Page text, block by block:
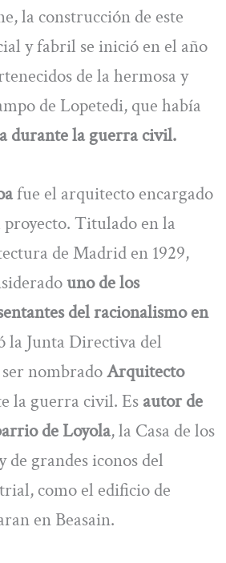
la construcción de este
y fabril se inició en el año
de la hermosa y
de Lopetedi, que había
durante la guerra civil.
fue el arquitecto encargado
Titulado en la
de Madrid en 1929,
uno de los
del racionalismo en
la Junta Directiva del
nombradoArquitecto
la guerra civil. Es autor de
de Loyola, la Casa de los
de grandes iconos del
como el edificio de
en Beasain.